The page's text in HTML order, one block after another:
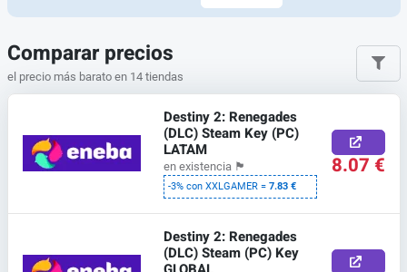
Comparar precios
el precio más barato en 14 tiendas
Destiny 2: Renegades
(DLC) Steam Key (PC)
LATAM
en existencia 🏴
-3% con XXLGAMER =7.83 €
8.07 €
Destiny 2: Renegades
(DLC) Steam (PC) Key